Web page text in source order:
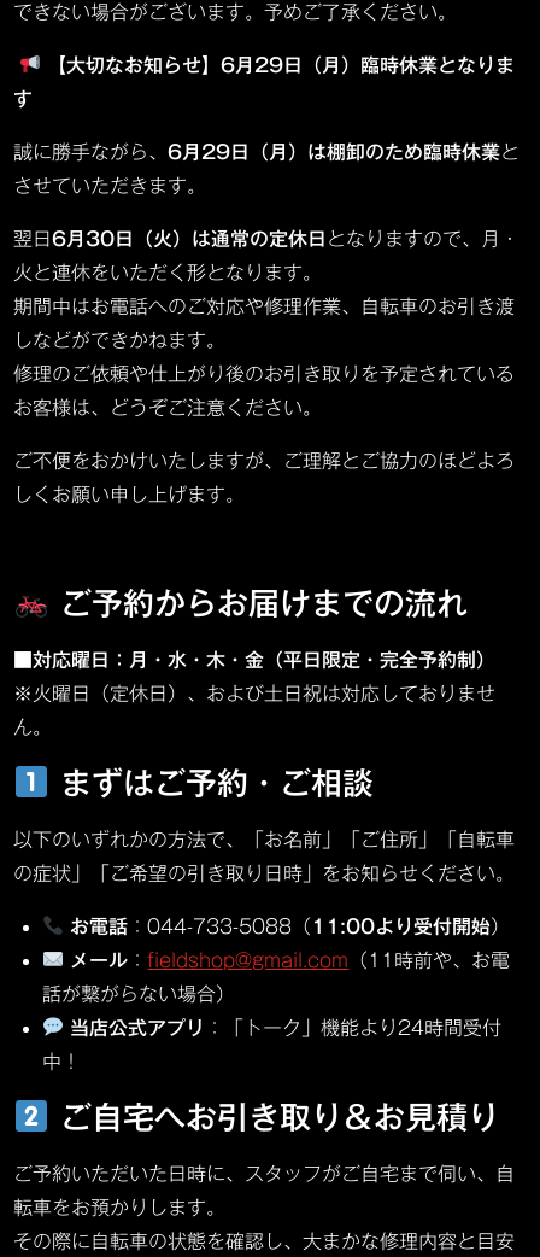
できない場合がございます。予めご了承ください。
【大切なお知らせ】6月29日（月）臨時休業となりま
す
誠に勝手ながら、6月29日（月）は棚卸のため臨時休業と
させていただきます。
翌日6月30日（火）は通常の定休日 となりますので、月・
火と連休をいただく形となります。
期間中はお電話へのご対応や修理作業、自転車のお引き渡
しなどができかねます。
修理のご依頼や仕上がり後のお引き取りを予定されている
お客様は、どうぞご注意ください。
ご不便をおかけいたしますが、ご理解とご協力のほどよろ
しくお願い申し上げます。
ご予約からお届けまでの流れ
■対応曜日：月・水・木・金（平日限定・完全予約制）
※火曜日（定休日）、および土日祝は対応しておりませ
ん。
まずはご予約・ご相談
以下のいずれかの方法で、「お名前」「ご住所」「自転車
の症状」「ご希望の引き取り日時」をお知らせください。
お電話 ：044-733-5088（ 11:00より受付開始）
メール ：fieldshop@gmail.com （11時前や、お電
話が繋がらない場合）
当店公式アプリ
：「トーク」機能より24時間受付
中！
ご自宅へお引き取り＆お見積り
ご予約いただいた日時に、スタッフがご自宅まで伺い、自
転車をお預かりします。
その際に自転車の状態を確認し、大まかな修理内容と目安